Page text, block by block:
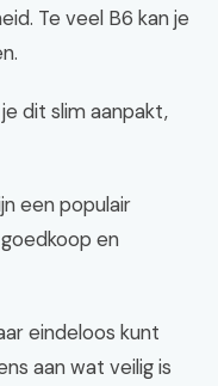
Te veel B6 kan je
dit slim aanpakt,
een populair
en
eindeloos kunt
aan wat veilig is